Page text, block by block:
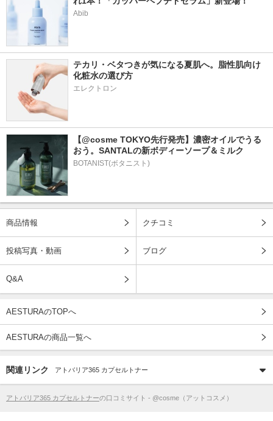
Abib
テカリ・ベタつきが気になる夏肌へ。脂性肌向け
化粧水の選び方
エレクトロン
【@cosme TOKYO先行発売】濃密オイルでうる
おう。SANTALの新ボディーソープ＆ミルク
BOTANIST(ボタニスト)
商品情報 クチコミ
投稿写真・動画 ブログ
Q&A
AESTURAのTOPへ
AESTURAの商品一覧へ
関連リンク アトバリア365 カプセルトナー
アトバリア365 カプセルトナーの口コミサイト - @cosme（アットコスメ）